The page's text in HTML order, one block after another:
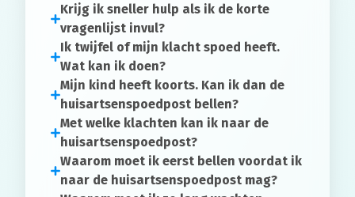
Krijg ik sneller hulp als ik de korte
vragenlijst invul?
Ik twijfel of mijn klacht spoed heeft.
Wat kan ik doen?
Mijn kind heeft koorts. Kan ik dan de
huisartsenspoedpost bellen?
Met welke klachten kan ik naar de
huisartsenspoedpost?
Waarom moet ik eerst bellen voordat ik
naar de huisartsenspoedpost mag?